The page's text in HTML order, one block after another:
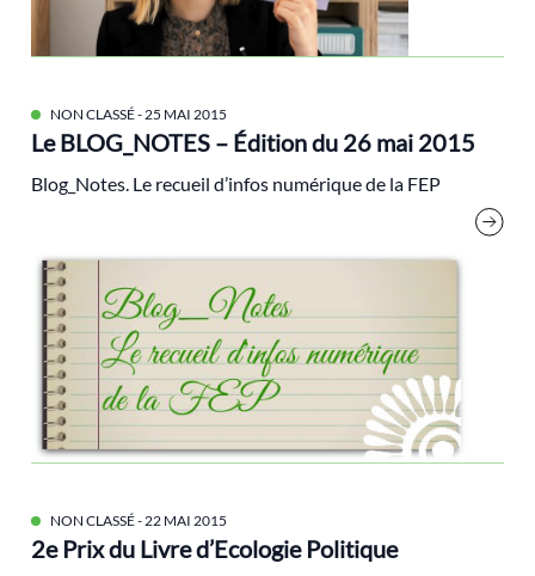
NON CLASSÉ- 25 MAI 2015
Le BLOG_NOTES – Édition du 26 mai 2015
Blog_Notes. Le recueil d’infos numérique de la FEP
NON CLASSÉ- 22 MAI 2015
2e Prix du Livre d’Ecologie Politique
rencontres de l'écologie
résilience
risques climatiques
ruralités
Sécurité sociale
sécurité sociale alimentaire
services publics
smart cities
Sud global
Transition(s)
Travail